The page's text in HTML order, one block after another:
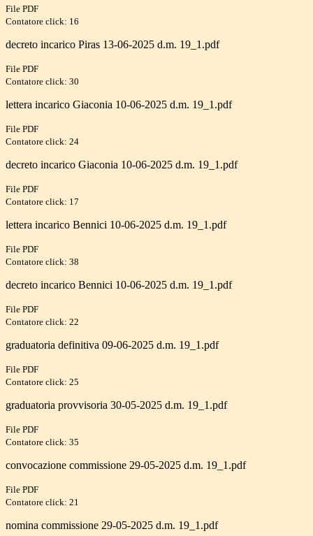
File PDF
Contatore click: 16
decreto incarico Piras 13-06-2025 d.m. 19_1.pdf
File PDF
Contatore click: 30
lettera incarico Giaconia 10-06-2025 d.m. 19_1.pdf
File PDF
Contatore click: 24
decreto incarico Giaconia 10-06-2025 d.m. 19_1.pdf
File PDF
Contatore click: 17
lettera incarico Bennici 10-06-2025 d.m. 19_1.pdf
File PDF
Contatore click: 38
decreto incarico Bennici 10-06-2025 d.m. 19_1.pdf
File PDF
Contatore click: 22
graduatoria definitiva 09-06-2025 d.m. 19_1.pdf
File PDF
Contatore click: 25
graduatoria provvisoria 30-05-2025 d.m. 19_1.pdf
File PDF
Contatore click: 35
convocazione commissione 29-05-2025 d.m. 19_1.pdf
File PDF
Contatore click: 21
nomina commissione 29-05-2025 d.m. 19_1.pdf